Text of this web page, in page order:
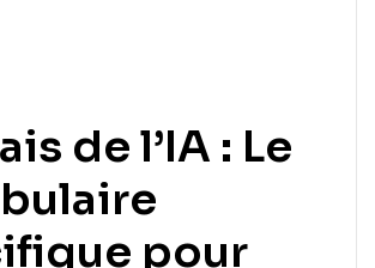
de l’IA : Le
pour